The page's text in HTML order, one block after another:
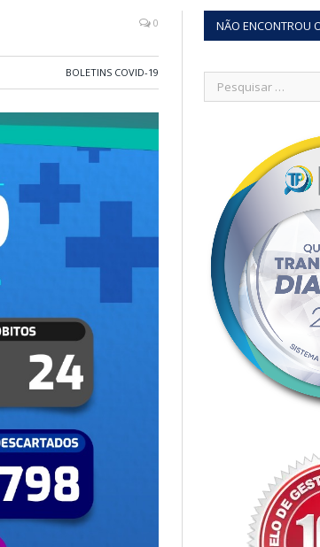
0
BOLETINS COVID-19
NÃO ENCONTROU